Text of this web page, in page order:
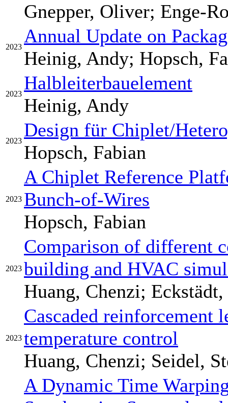
Gnepper, Oliver; Enge-
2023
Annual Update on
Heinig, Andy; Hopsch,
2023
Halbleiterbauelement
Heinig, Andy
2023
Design für Chiplet/
Hopsch, Fabian
2023
A Chiplet Reference
Bunch-of-Wires
Hopsch, Fabian
2023
Comparison of different
building and HVAC
Huang, Chenzi;
2023
Cascaded reinforcement
temperature control
Huang, Chenzi; Seidel,
A Dynamic Time